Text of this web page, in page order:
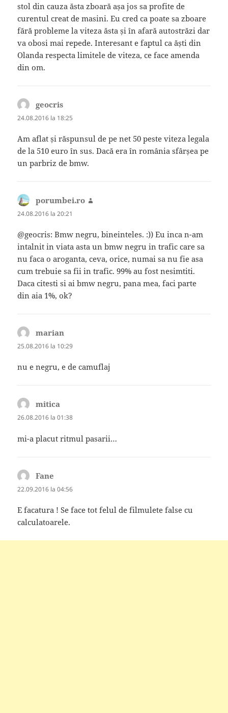
stol din cauza ăsta zboară așa jos sa profite de
curentul creat de masini. Eu cred ca poate sa zboare
fără probleme la viteza ăsta și în afară autostrăzi dar
va obosi mai repede. Interesant e faptul ca ăști din
Olanda respecta limitele de viteza, ce face amenda
din om.
geocris
24.08.2016 la 18:25
Am aflat și răspunsul de pe net 50 peste viteza legala
de la 510 euro în sus. Dacă era în românia sfârșea pe
un parbriz de bmw.
porumbei.ro
24.08.2016 la 20:21
@geocris: Bmw negru, bineinteles. :)) Eu inca n-am
intalnit in viata asta un bmw negru in trafic care sa
nu faca o aroganta, ceva, orice, numai sa nu fie asa
cum trebuie sa fii in trafic. 99% au fost nesimtiti.
Daca citesti si ai bmw negru, pana mea, faci parte
din aia 1%, ok?
marian
25.08.2016 la 10:29
nu e negru, e de camuflaj
mitica
26.08.2016 la 01:38
mi-a placut ritmul pasarii…
Fane
22.09.2016 la 04:56
E facatura ! Se face tot felul de filmulete false cu
calculatoarele.